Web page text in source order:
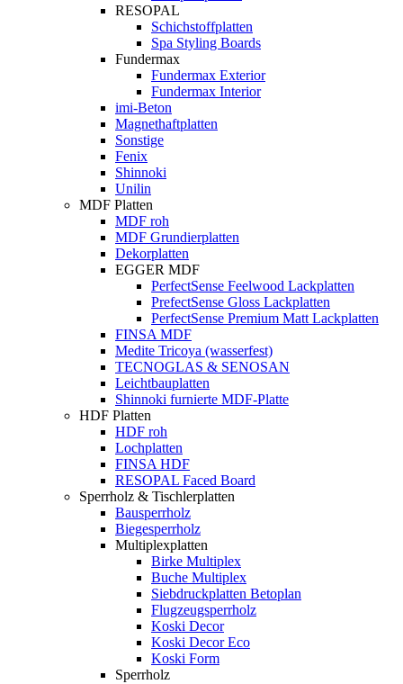
RESOPAL
Schichstoffplatten
Spa Styling Boards
Fundermax
Fundermax Exterior
Fundermax Interior
imi-Beton
Magnethaftplatten
Sonstige
Fenix
Shinnoki
Unilin
MDF Platten
MDF roh
MDF Grundierplatten
Dekorplatten
EGGER MDF
PerfectSense Feelwood Lackplatten
PrefectSense Gloss Lackplatten
PerfectSense Premium Matt Lackplatten
FINSA MDF
Medite Tricoya (wasserfest)
TECNOGLAS & SENOSAN
Leichtbauplatten
Shinnoki furnierte MDF-Platte
HDF Platten
HDF roh
Lochplatten
FINSA HDF
RESOPAL Faced Board
Sperrholz & Tischlerplatten
Bausperrholz
Biegesperrholz
Multiplexplatten
Birke Multiplex
Buche Multiplex
Siebdruckplatten Betoplan
Flugzeugsperrholz
Koski Decor
Koski Decor Eco
Koski Form
Sperrholz